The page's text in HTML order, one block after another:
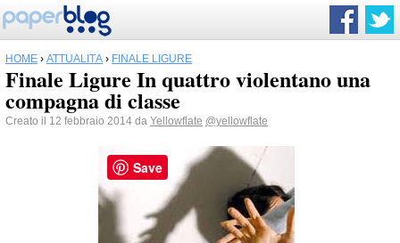
HOME › ATTUALITÀ › FINALE LIGURE
Finale Ligure In quattro violentano una
compagna di classe
Creato il 12 febbraio 2014 da Yellowflate @yellowflate
Save